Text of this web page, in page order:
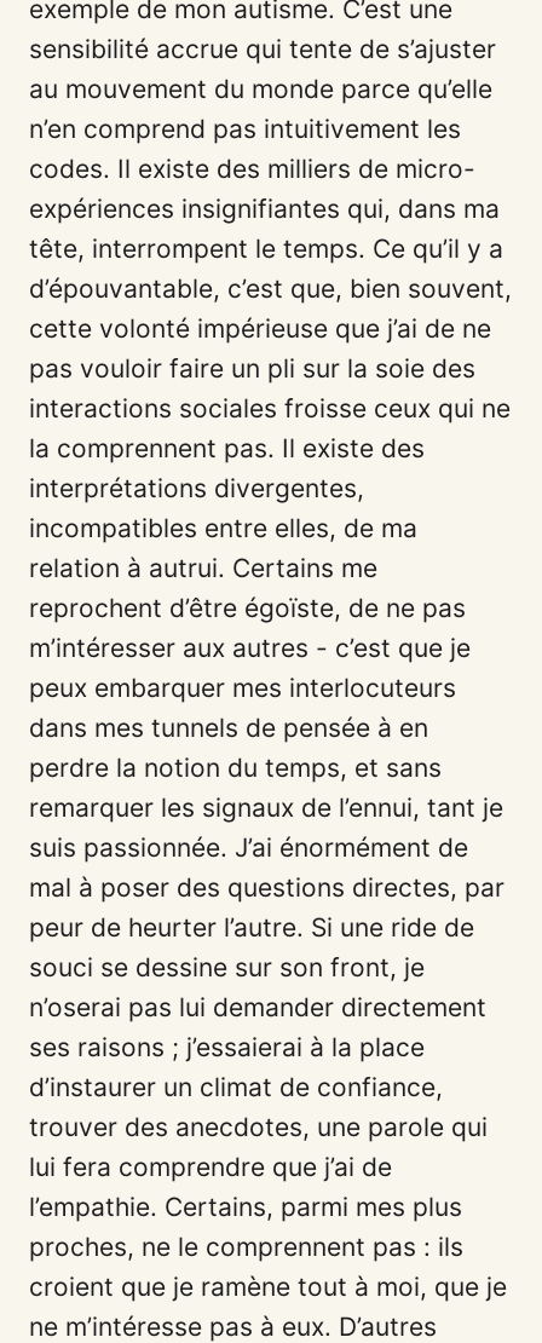
exemple de mon autisme. C’est une
sensibilité accrue qui tente de s’ajuster
au mouvement du monde parce qu’elle
n’en comprend pas intuitivement les
codes. Il existe des milliers de micro-
expériences insignifiantes qui, dans ma
tête, interrompent le temps. Ce qu’il y a
d’épouvantable, c’est que, bien souvent,
cette volonté impérieuse que j’ai de ne
pas vouloir faire un pli sur la soie des
interactions sociales froisse ceux qui ne
la comprennent pas. Il existe des
interprétations divergentes,
incompatibles entre elles, de ma
relation à autrui. Certains me
reprochent d’être égoïste, de ne pas
m’intéresser aux autres - c’est que je
peux embarquer mes interlocuteurs
dans mes tunnels de pensée à en
perdre la notion du temps, et sans
remarquer les signaux de l’ennui, tant je
suis passionnée. J’ai énormément de
mal à poser des questions directes, par
peur de heurter l’autre. Si une ride de
souci se dessine sur son front, je
n’oserai pas lui demander directement
ses raisons ; j’essaierai à la place
d’instaurer un climat de confiance,
trouver des anecdotes, une parole qui
lui fera comprendre que j’ai de
l’empathie. Certains, parmi mes plus
proches, ne le comprennent pas : ils
croient que je ramène tout à moi, que je
ne m’intéresse pas à eux. D’autres